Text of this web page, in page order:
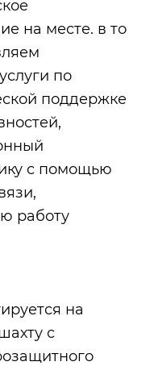
на месте. в то
по
поддержке
с помощью
работу
на
с